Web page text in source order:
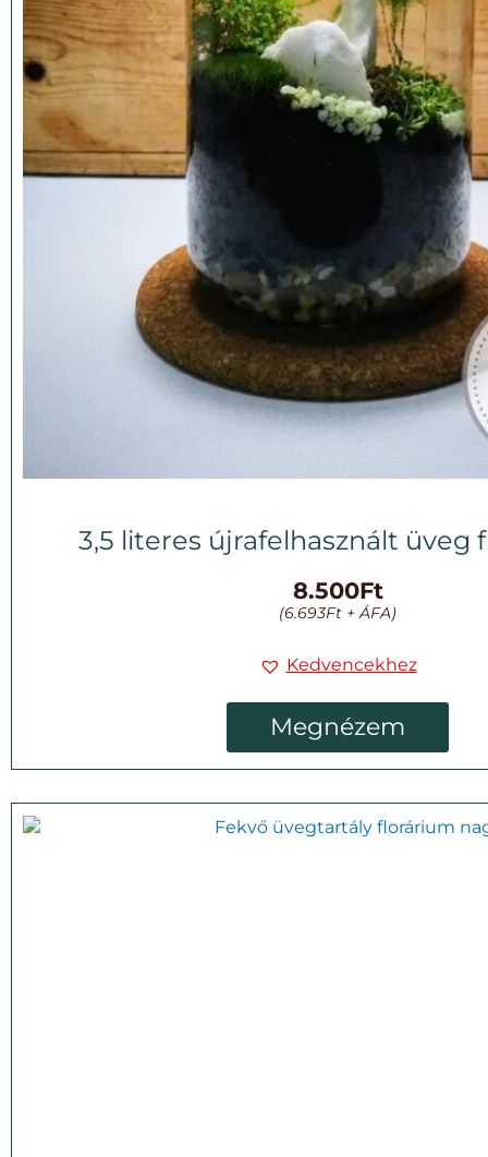
3,5 literes újrafelhasznált üveg
8.500Ft
(6.693Ft + ÁFA)
Kedvencekhez
Megnézem